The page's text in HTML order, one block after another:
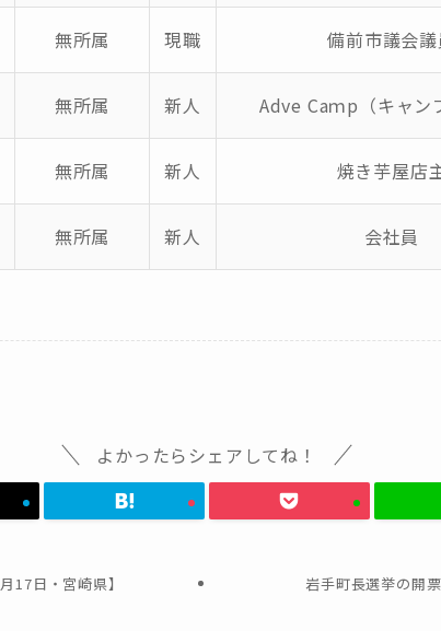
無所属 現職 備前市議会議
無所属 新人 Adve Caｍp（キャン
無所属 新人 焼き芋屋店
無所属 新人 会社員
よかったらシェアしてね！
17日・宮崎県】 岩手町長選挙の開